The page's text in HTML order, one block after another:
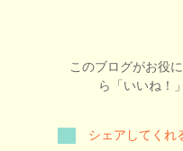
このブログがお役
ら「いいね！
シェアしてくれ